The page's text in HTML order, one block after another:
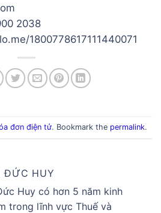
2038
1800778617111440071
đơn điện tử. Bookmark the permalink.
ĐỨC HUY
Huy có hơn 5 năm kinh
trong lĩnh vực Thuế và